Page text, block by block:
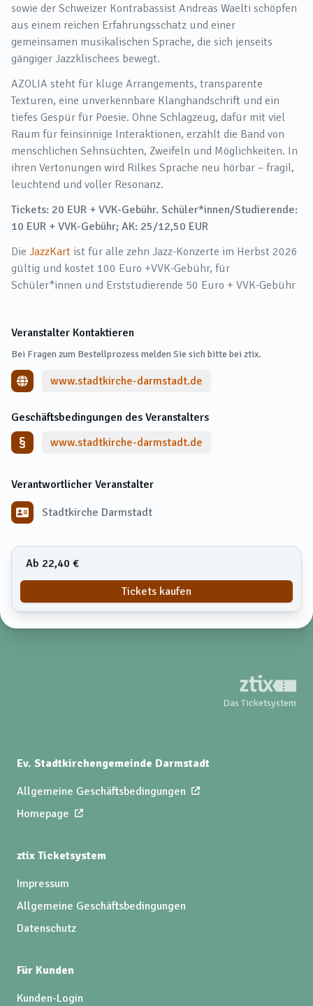
sowie der Schweizer Kontrabassist Andreas Waelti schöpfen
aus einem reichen Erfahrungsschatz und einer
gemeinsamen musikalischen Sprache, die sich jenseits
gängiger Jazzklischees bewegt.
AZOLIA steht für kluge Arrangements, transparente
Texturen, eine unverkennbare Klanghandschrift und ein
tiefes Gespür für Poesie. Ohne Schlagzeug, dafür mit viel
Raum für feinsinnige Interaktionen, erzählt die Band von
menschlichen Sehnsüchten, Zweifeln und Möglichkeiten. In
ihren Vertonungen wird Rilkes Sprache neu hörbar – fragil,
leuchtend und voller Resonanz.
Tickets: 20 EUR + VVK-Gebühr. Schüler*innen/Studierende:
10 EUR + VVK-Gebühr; AK: 25/12,50 EUR
Die JazzKart ist für alle zehn Jazz-Konzerte im Herbst 2026
gültig und kostet 100 Euro +VVK-Gebühr, für
Schüler*innen und Erststudierende 50 Euro + VVK-Gebühr
Veranstalter Kontaktieren
Bei Fragen zum Bestellprozess melden Sie sich bitte bei ztix.
www.stadtkirche-darmstadt.de
Geschäftsbedingungen des Veranstalters
www.stadtkirche-darmstadt.de
Verantwortlicher Veranstalter
Stadtkirche Darmstadt
Ab 22,40 €
Tickets kaufen
Das Ticketsystem
Ev. Stadtkirchengemeinde Darmstadt
Allgemeine Geschäftsbedingungen
Homepage
ztix Ticketsystem
Impressum
Allgemeine Geschäftsbedingungen
Datenschutz
Für Kunden
Kunden-Login